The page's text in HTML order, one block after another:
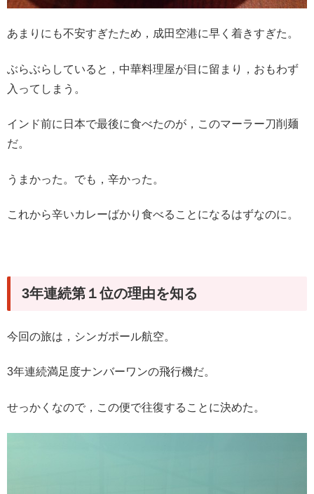
あまりにも不安すぎたため，成田空港に早く着きすぎた。
ぶらぶらしていると，中華料理屋が目に留まり，おもわず
入ってしまう。
インド前に日本で最後に食べたのが，このマーラー刀削麺
だ。
うまかった。でも，辛かった。
これから辛いカレーばかり食べることになるはずなのに。
3年連続第１位の理由を知る
今回の旅は，シンガポール航空。
3年連続満足度ナンバーワンの飛行機だ。
せっかくなので，この便で往復することに決めた。